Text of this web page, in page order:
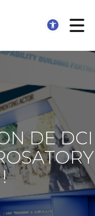
DE DCI